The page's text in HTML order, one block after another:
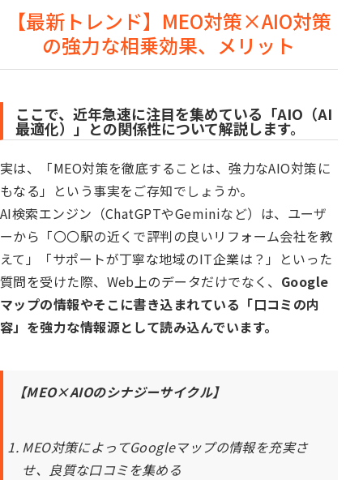
【最新トレンド】MEO対策×AIO対策
の強力な相乗効果、メリット
ここで、近年急速に注目を集めている「AIO（AI
最適化）」との関係性について解説します。
実は、「MEO対策を徹底することは、強力なAIO対策に
もなる」という事実をご存知でしょうか。
AI検索エンジン（ChatGPTやGeminiなど）は、ユーザ
ーから「〇〇駅の近くで評判の良いリフォーム会社を教
えて」「サポートが丁寧な地域のIT企業は？」といった
質問を受けた際、Web上のデータだけでなく、 Google
マップの情報やそこに書き込まれている「口コミの内
容」を強力な情報源として読み込んでいます。
【MEO×AIOのシナジーサイクル】
MEO対策によってGoogleマップの情報を充実さ
せ、良質な口コミを集める